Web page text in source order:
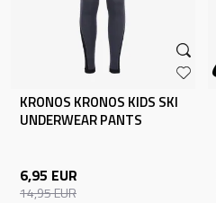
KRONOS KRONOS KIDS SKI
UNDERWEAR PANTS
6,95 EUR
14,95EUR